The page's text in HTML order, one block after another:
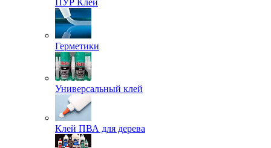
ПУР Клей
Герметики
Универсальный клей
Клей ПВА для дерева